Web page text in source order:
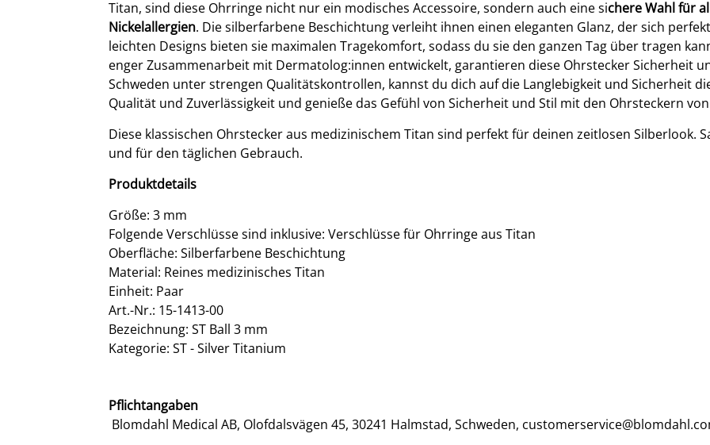
Titan, sind diese Ohrringe nicht nur ein modisches Accessoire, sondern auch eine sichere Wahl für
Nickelallergien. Die silberfarbene Beschichtung verleiht ihnen einen eleganten Glanz, der sich
leichten Designs bieten sie maximalen Tragekomfort, sodass du sie den ganzen Tag über tragen
enger Zusammenarbeit mit Dermatolog:innen entwickelt, garantieren diese Ohrstecker Sicherheit
Schweden unter strengen Qualitätskontrollen, kannst du dich auf die Langlebigkeit und Sicherheit
Qualität und Zuverlässigkeit und genieße das Gefühl von Sicherheit und Stil mit den Ohrsteckern
Diese klassischen Ohrstecker aus medizinischem Titan sind perfekt für deinen zeitlosen Silberlook.
und für den täglichen Gebrauch.
Produktdetails
Größe: 3 mm
Folgende Verschlüsse sind inklusive: Verschlüsse für Ohrringe aus Titan
Oberfläche: Silberfarbene Beschichtung
Material: Reines medizinisches Titan
Einheit: Paar
Art.-Nr.: 15-1413-00
Bezeichnung: ST Ball 3 mm
Kategorie: ST - Silver Titanium
Pflichtangaben
Blomdahl Medical AB, Olofdalsvägen 45, 30241 Halmstad, Schweden,